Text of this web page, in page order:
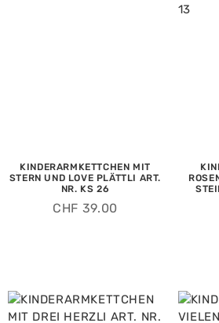
KINDERARMKETTCHEN MIT
STERN UND LOVE PLÄTTLI ART.
NR. KS 26
CHF 39.00